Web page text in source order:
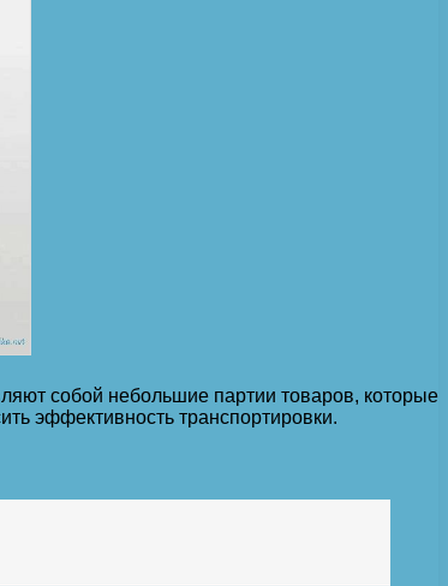
собой небольшие партии товаров, которые
эффективность транспортировки.